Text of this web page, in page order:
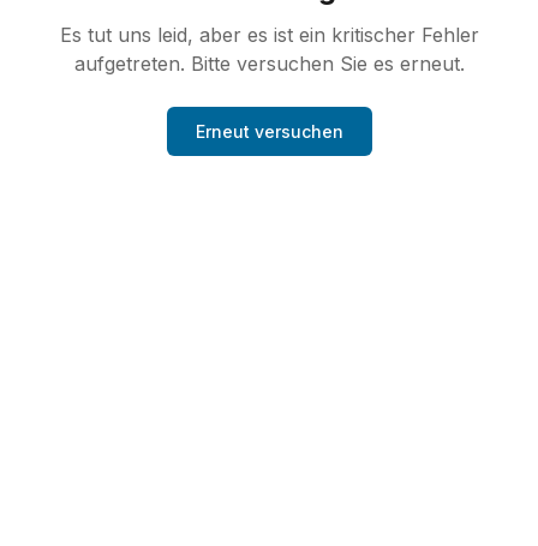
Es tut uns leid, aber es ist ein kritischer Fehler
aufgetreten. Bitte versuchen Sie es erneut.
Erneut versuchen